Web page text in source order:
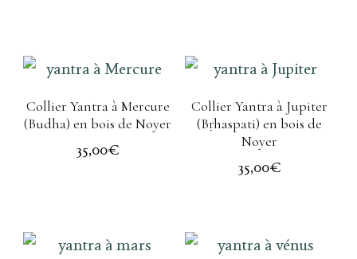
Collier Yantra à Mercure
(Budha) en bois de Noyer
35,00€
Collier Yantra à Jupiter
(Bṛhaspati) en bois de
Noyer
35,00€